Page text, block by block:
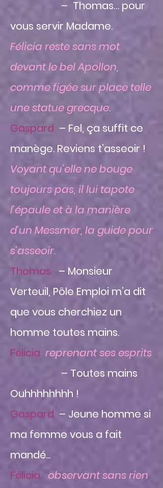
– Thomas… pour
vous servir Madame.
Félicia reste sans mot
devant le bel Apollon,
comme figée sur place telle
une statue grecque.
Gaspard – Fel, ça suffit ce
manège. Reviens t’asseoir !
Voyant qu’elle ne bouge
toujours pas, il lui tapote
l’épaule et à la manière
d’un Messmer, la guide pour
s’asseoir.
Thomas – Monsieur
Verteuil, Pôle Emploi m’a dit
que vous cherchiez un
homme toutes mains.
Félicia reprenant ses esprits
– Toutes mains
Ouhhhhhhhh !
Gaspard – Jeune homme si
ma femme vous a fait
mandé...
Félicia observant sans rien